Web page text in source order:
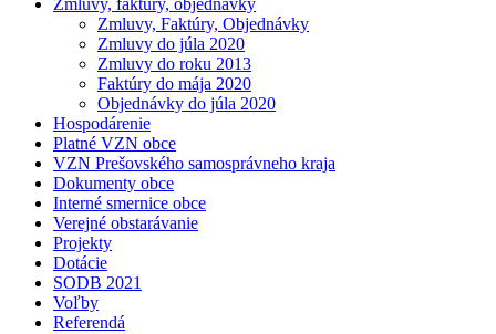
Zmluvy, faktúry, objednávky
Zmluvy, Faktúry, Objednávky
Zmluvy do júla 2020
Zmluvy do roku 2013
Faktúry do mája 2020
Objednávky do júla 2020
Hospodárenie
Platné VZN obce
VZN Prešovského samosprávneho kraja
Dokumenty obce
Interné smernice obce
Verejné obstarávanie
Projekty
Dotácie
SODB 2021
Voľby
Referendá